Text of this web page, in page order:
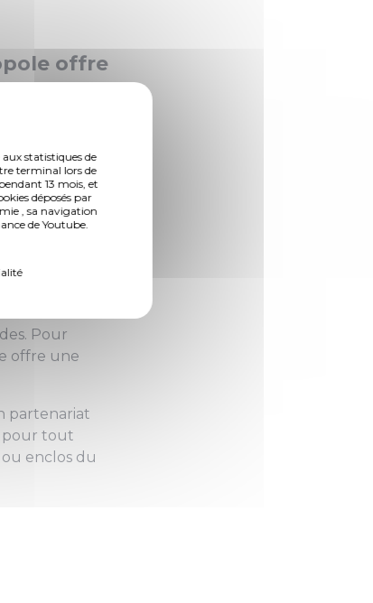
statistiques de
terminal lors de
13 mois, et
déposés par
, sa navigation
de Youtube.
offre
ville de
du
Pour
offre une
partenariat
pour tout
enclos du